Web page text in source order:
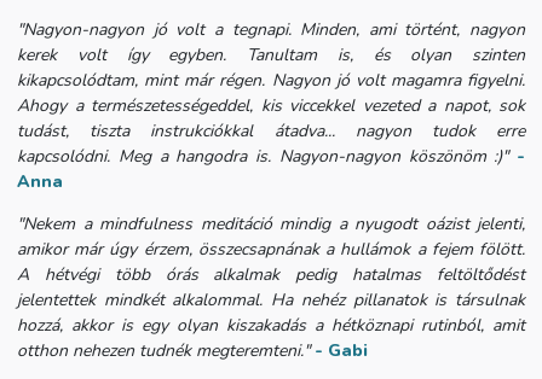
"Nagyon-nagyon jó volt a tegnapi. Minden, ami történt, nagyon
kerek volt így egyben. Tanultam is, és olyan szinten
kikapcsolódtam, mint már régen. Nagyon jó volt magamra figyelni.
Ahogy a természetességeddel, kis viccekkel vezeted a napot, sok
tudást, tiszta instrukciókkal átadva... nagyon tudok erre
kapcsolódni. Meg a hangodra is. Nagyon-nagyon köszönöm :)" -
Anna
"Nekem a mindfulness meditáció mindig a nyugodt oázist jelenti,
amikor már úgy érzem, összecsapnának a hullámok a fejem fölött.
A hétvégi több órás alkalmak pedig hatalmas feltöltődést
jelentettek mindkét alkalommal. Ha nehéz pillanatok is társulnak
hozzá, akkor is egy olyan kiszakadás a hétköznapi rutinból, amit
otthon nehezen tudnék megteremteni."- Gabi